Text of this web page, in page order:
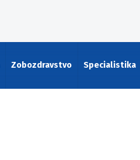
Zobozdravstvo Specialistika